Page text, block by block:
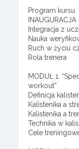
Program kursu
INAUGURACJA
Integracja z
Nauka
Ruch w życiu
Rola trenera
MODUŁ 1.
workout”
Definicja
Kalistenika a
Kalistenika a
Technika w
Cele